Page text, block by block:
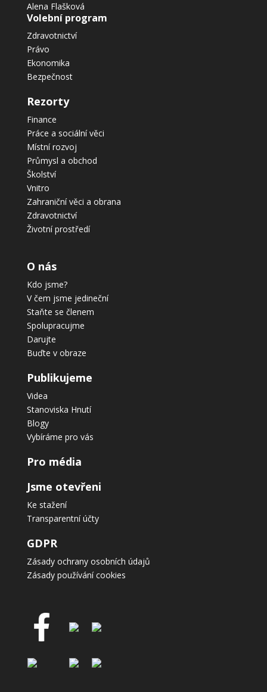
Alena Flašková
Volební program
Zdravotnictví
Právo
Ekonomika
Bezpečnost
Rezorty
Finance
Práce a sociální věci
Místní rozvoj
Průmysl a obchod
Školství
Vnitro
Zahraniční věci a obrana
Zdravotnictví
Životní prostředí
O nás
Kdo jsme?
V čem jsme jedineční
Staňte se členem
Spolupracujme
Darujte
Buďte v obraze
Publikujeme
Videa
Stanoviska Hnutí
Blogy
Vybíráme pro vás
Pro média
Jsme otevřeni
Ke stažení
Transparentní účty
GDPR
Zásady ochrany osobních údajů
Zásady používání cookies